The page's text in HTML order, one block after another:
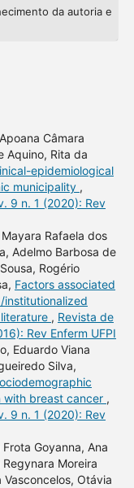
da autoria e
Câmara
Aquino, Rita da
epidemiological
municipality ,
9 n. 1 (2020): Rev
Rafaela dos
Adelmo Barbosa de
Rogério
Factors associated
institutionalized
, Revista de
Rev Enferm UFPI
Eduardo Viana
Silva,
with breast cancer ,
9 n. 1 (2020): Rev
Goyanna, Ana
Moreira
Otávia